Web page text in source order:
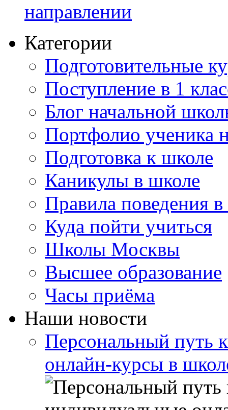
направлении
Категории
Подготовительные
Поступление в 1
Блог начальной
Портфолио ученика
Подготовка к школе
Каникулы в школе
Правила поведения
Куда пойти учиться
Школы Москвы
Высшее образование
Часы приёма
Наши новости
Персональный путь
онлайн-курсы в